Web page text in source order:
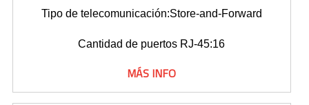
Tipo de telecomunicación:Store-and-Forward
Cantidad de puertos RJ-45:16
MÁS INFO